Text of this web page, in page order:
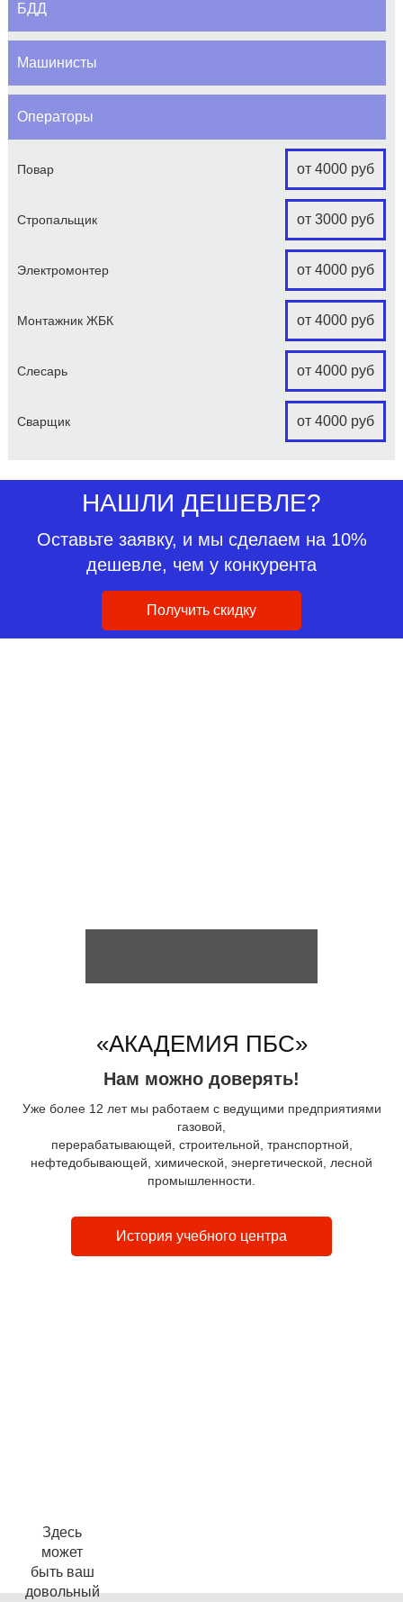
БДД
Машинисты
Операторы
Повар от 4000 руб
Стропальщик от 3000 руб
Электромонтер от 4000 руб
Монтажник ЖБК от 4000 руб
Слесарь от 4000 руб
Сварщик от 4000 руб
НАШЛИ ДЕШЕВЛЕ?
Оставьте заявку, и мы сделаем на 10%
дешевле, чем у конкурента
Получить скидку
«АКАДЕМИЯ ПБС»
Нам можно доверять!
Уже более 12 лет мы работаем с ведущими предприятиями
газовой,
перерабатывающей, строительной, транспортной,
нефтедобывающей, химической, энергетической, лесной
промышленности.
История учебного центра
Здесь
может
быть ваш
довольный